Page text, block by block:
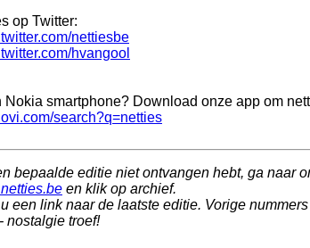
op Twitter:
nettiesbe
hvangool
Nokia smartphone? Download onze app om
search?q=netties
bepaalde editie niet ontvangen hebt, ga naar
en klik op archief.
een link naar de laatste editie. Vorige
nostalgie troef!